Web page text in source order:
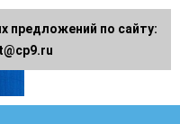
предложений по сайту: